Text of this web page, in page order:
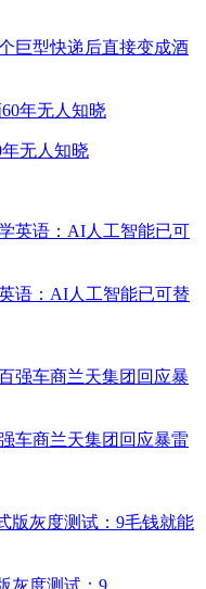
巨型快递后直接变成酒
无人知晓
语：AI人工智能已可替
车商兰天集团回应暴雷
灰度测试：9